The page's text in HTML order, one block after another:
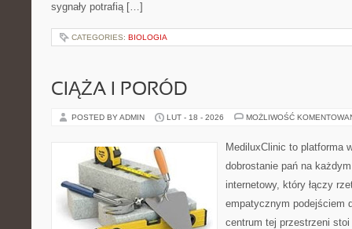
sygnały potrafią […]
CATEGORIES: BIOLOGIA
CIĄŻA I PORÓD
POSTED BY ADMIN LUT - 18 - 2026 MOŻLIWOŚĆ
MediluxClinic to platforma
dobrostanie pań na
internetowy, który łączy
empatycznym podejściem
centrum tej przestrzeni